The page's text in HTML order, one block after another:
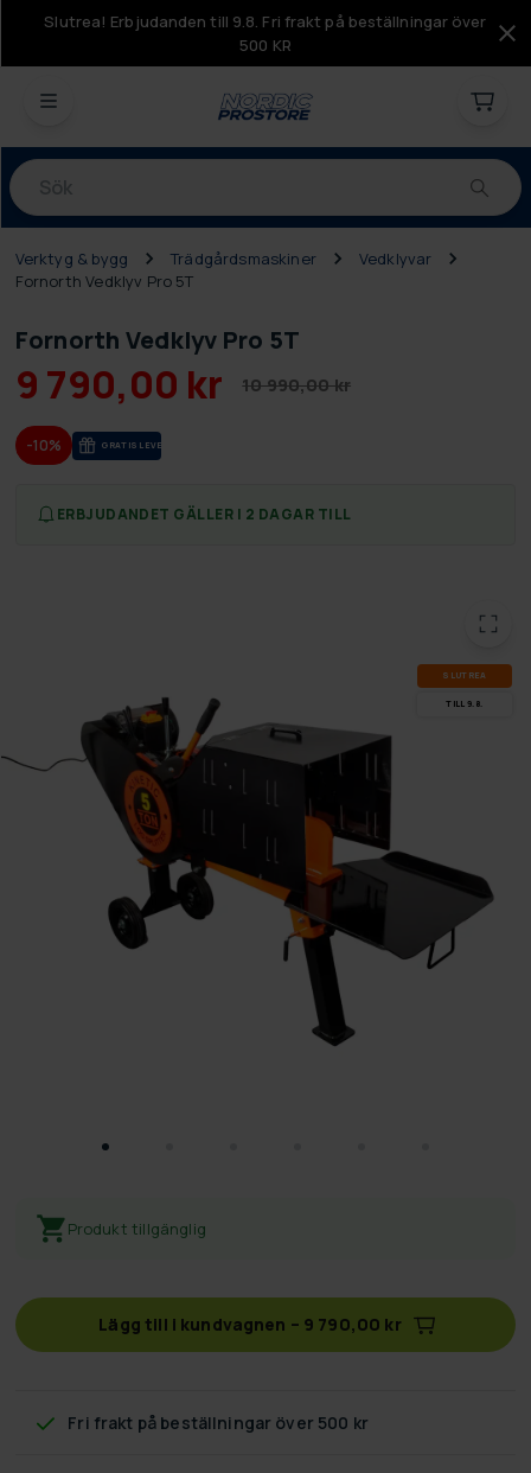
Slutrea! Erbjudanden till 9.8. Fri frakt på beställningar över
500 KR
Produkter
Verktyg & bygg Trädgårdsmaskiner
Vedklyvar
Fornorth Vedklyv Pro 5T
Fornorth Vedklyv Pro 5T
9 790,00 kr 10 990,00 kr
-10% GRA­TIS LE­VE­RANS
ERBJUDANDET GÄLLER I 2 DAGAR TILL
SLUT­REA
TILL 9.8.
Produkt tillgänglig
Lägg till i kundvagnen – 9 790,00 kr
Fri frakt på beställningar över 500 kr